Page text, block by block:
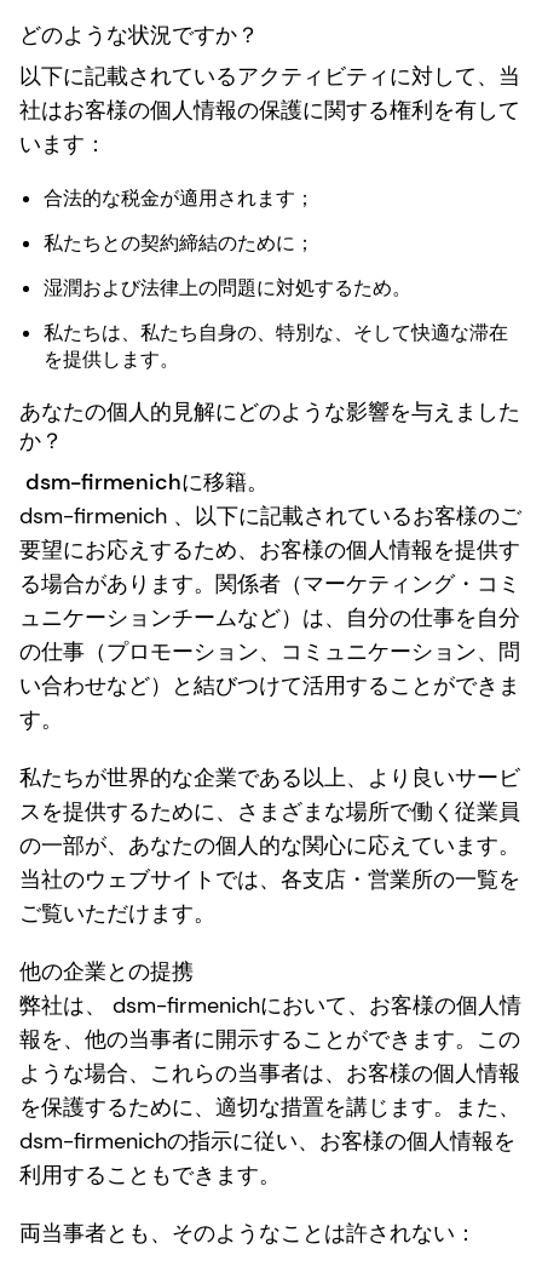
どのような状況ですか？
以下に記載されているアクティビティに対して、当
社はお客様の個人情報の保護に関する権利を有して
います：
合法的な税金が適用されます；
私たちとの契約締結のために；
湿潤および法律上の問題に対処するため。
私たちは、私たち自身の、特別な、そして快適な滞在
を提供します。
あなたの個人的見解にどのような影響を与えました
か？
dsm-firmenichに移籍。
dsm-firmenich 、以下に記載されているお客様のご
要望にお応えするため、お客様の個人情報を提供す
る場合があります。関係者（マーケティング・コミ
ュニケーションチームなど）は、自分の仕事を自分
の仕事（プロモーション、コミュニケーション、問
い合わせなど）と結びつけて活用することができま
す。
私たちが世界的な企業である以上、より良いサービ
スを提供するために、さまざまな場所で働く従業員
の一部が、あなたの個人的な関心に応えています。
当社のウェブサイトでは、各支店・営業所の一覧を
ご覧いただけます。
他の企業との提携
弊社は、 dsm-firmenichにおいて、お客様の個人情
報を、他の当事者に開示することができます。この
ような場合、これらの当事者は、お客様の個人情報
を保護するために、適切な措置を講じます。また、
dsm-firmenichの指示に従い、お客様の個人情報を
利用することもできます。
両当事者とも、そのようなことは許されない：